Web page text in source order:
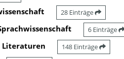
28 Einträge
6 Einträge
Literaturen 148 Einträge